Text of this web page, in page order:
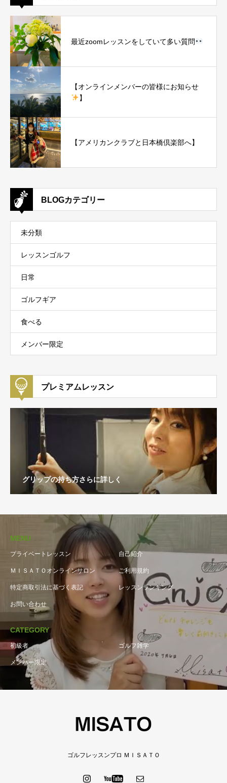
最近zoomレッスンをしていて多い質問
【オンラインメンバーの皆様にお知らせ
】
【アメリカンクラブと日本橋倶楽部へ】
BLOGカテゴリー
未分類
レッスンゴルフ
日常
ゴルフギア
食べる
メンバー限定
プレミアムレッスン
グリップの持ち方さらに詳しく
MENU
プライベートレッスン 自己紹介
ＭＩＳＡＴＯオンラインサロン ご利用規約
特定商取引法に基づく表記 レッスンランキング
お問い合わせ
CATEGORY
初級者 ゴルフ雑学
メンバー限定
ゴルフレッスンプロ ＭＩＳＡＴＯ